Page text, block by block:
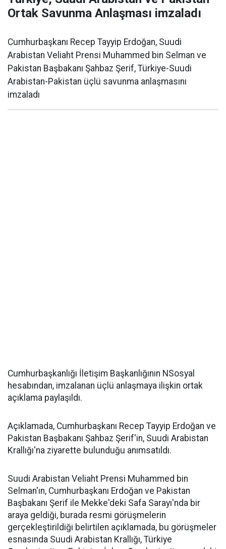
Ortak Savunma Anlaşması imzaladı
Cumhurbaşkanı Recep Tayyip Erdoğan, Suudi
Arabistan Veliaht Prensi Muhammed bin Selman ve
Pakistan Başbakanı Şahbaz Şerif, Türkiye-Suudi
Arabistan-Pakistan üçlü savunma anlaşmasını
imzaladı
Cumhurbaşkanlığı İletişim Başkanlığının NSosyal
hesabından, imzalanan üçlü anlaşmaya ilişkin ortak
açıklama paylaşıldı.
Açıklamada, Cumhurbaşkanı Recep Tayyip Erdoğan ve
Pakistan Başbakanı Şahbaz Şerif'in, Suudi Arabistan
Krallığı'na ziyarette bulunduğu anımsatıldı.
Suudi Arabistan Veliaht Prensi Muhammed bin
Selman'ın, Cumhurbaşkanı Erdoğan ve Pakistan
Başbakanı Şerif ile Mekke'deki Safa Sarayı'nda bir
araya geldiği, burada resmi görüşmelerin
gerçekleştirildiği belirtilen açıklamada, bu görüşmeler
esnasında Suudi Arabistan Krallığı, Türkiye